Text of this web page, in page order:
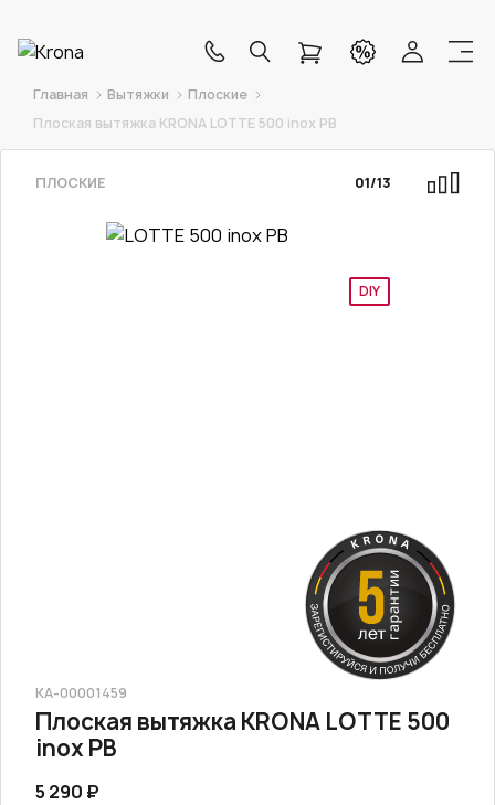
Главная Вытяжки
Плоские
Плоская вытяжка KRONA LOTTE 500 inox PB
DIY
ПЛОСКИЕ 01/13
КА-00001459
Плоская вытяжка KRONA LOTTE 500
inox PB
5 290 ₽